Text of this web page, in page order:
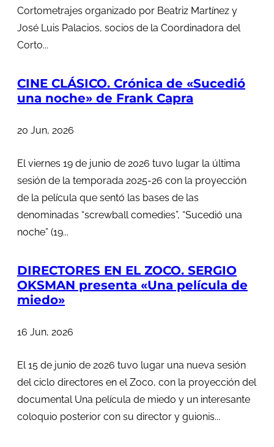
Cortometrajes organizado por Beatriz Martínez y
José Luis Palacios, socios de la Coordinadora del
Corto...
CINE CLÁSICO. Crónica de «Sucedió
una noche» de Frank Capra
20 Jun, 2026
El viernes 19 de junio de 2026 tuvo lugar la última
sesión de la temporada 2025-26 con la proyección
de la película que sentó las bases de las
denominadas “screwball comedies”, “Sucedió una
noche” (19...
DIRECTORES EN EL ZOCO. SERGIO
OKSMAN presenta «Una película de
miedo»
16 Jun, 2026
El 15 de junio de 2026 tuvo lugar una nueva sesión
del ciclo directores en el Zoco, con la proyección del
documental Una película de miedo y un interesante
coloquio posterior con su director y guionis...